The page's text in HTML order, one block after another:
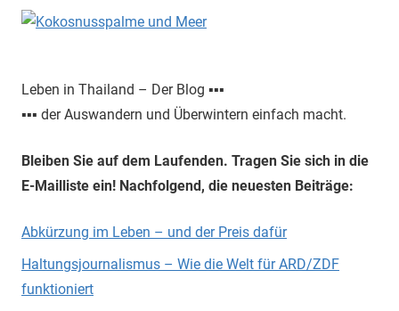
Leben in Thailand – Der Blog ▪▪▪
▪▪▪ der Auswandern und Überwintern einfach macht.
Bleiben Sie auf dem Laufenden. Tragen Sie sich in die
E-Mailliste ein! Nachfolgend, die neuesten Beiträge:
Abkürzung im Leben – und der Preis dafür
Haltungsjournalismus – Wie die Welt für ARD/ZDF
funktioniert